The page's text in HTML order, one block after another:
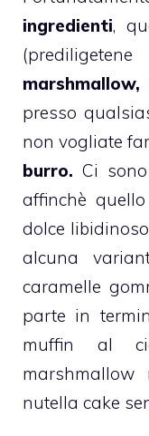
ingredienti,
marshmallow,
presso
non vogliate
burro. Ci
affinchè
dolce
alcuna
caramelle
parte in
muffin al
marshmallow
nutella cake